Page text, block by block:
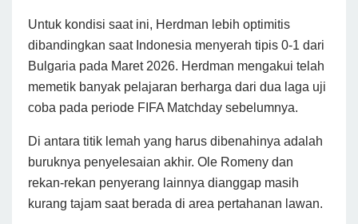
Untuk kondisi saat ini, Herdman lebih optimitis
dibandingkan saat Indonesia menyerah tipis 0-1 dari
Bulgaria pada Maret 2026. Herdman mengakui telah
memetik banyak pelajaran berharga dari dua laga uji
coba pada periode FIFA Matchday sebelumnya.
Di antara titik lemah yang harus dibenahinya adalah
buruknya penyelesaian akhir. Ole Romeny dan
rekan-rekan penyerang lainnya dianggap masih
kurang tajam saat berada di area pertahanan lawan.